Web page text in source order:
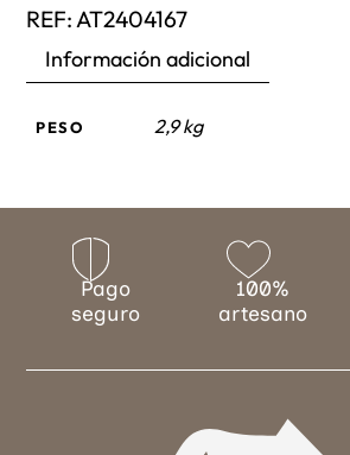
REF:AT2404167
Información adicional
PESO 2,9 kg
Pago
seguro
100%
artesano